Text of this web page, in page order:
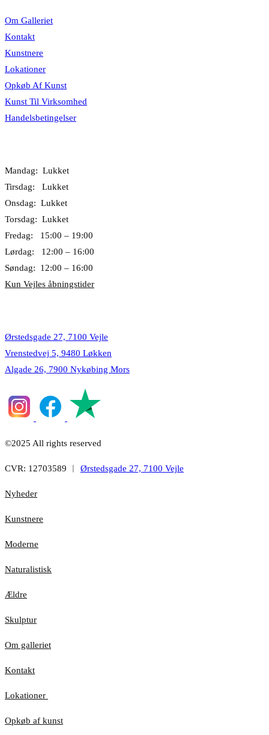
Om Galleriet
Kontakt
Kunstnere
Lokationer
Opkøb Af Kunst
Kunst Til Virksomhed
Handelsbetingelser
Mandag: Lukket
Tirsdag: Lukket
Onsdag: Lukket
Torsdag: Lukket
Fredag: 15:00 – 19:00
Lørdag: 12:00 – 16:00
Søndag: 12:00 – 16:00
Kun Vejles åbningstider
Ørstedsgade 27, 7100 Vejle
Vrenstedvej 5, 9480 Løkken
Algade 26, 7900 Nykøbing Mors
©2025 All rights reserved
CVR: 12703589 ︱ Ørstedsgade 27, 7100 Vejle
Nyheder
Kunstnere
Moderne
Naturalistisk
Ældre
Skulptur
Om galleriet
Kontakt
Lokationer
Opkøb af kunst